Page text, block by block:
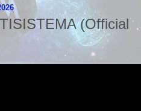
(Official